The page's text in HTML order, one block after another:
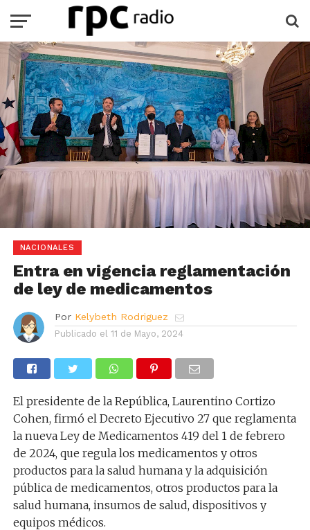
NACIONALES
Entra en vigencia reglamentación
de ley de medicamentos
Por Kelybeth Rodriguez
Publicado el 11 de Mayo, 2024
El presidente de la República, Laurentino Cortizo
Cohen, firmó el Decreto Ejecutivo 27 que reglamenta
la nueva Ley de Medicamentos 419 del 1 de febrero
de 2024, que regula los medicamentos y otros
productos para la salud humana y la adquisición
pública de medicamentos, otros productos para la
salud humana, insumos de salud, dispositivos y
equipos médicos.